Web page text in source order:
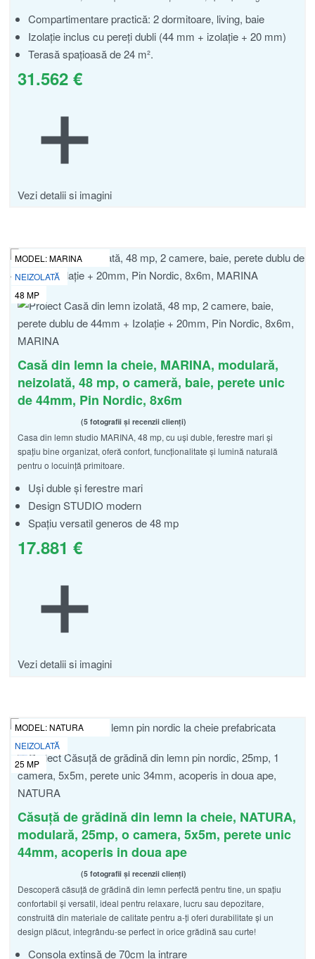
Compartimentare practică: 2 dormitoare, living, baie
Izolație inclus cu pereți dubli (44 mm + izolație + 20 mm)
Terasă spațioasă de 24 m².
31.562 €
Vezi detalii si imagini
MODEL:MARINA
NEIZOLATĂ
48 MP
Casă din lemn la cheie, MARINA, modulară,
neizolată, 48 mp, o cameră, baie, perete unic
de 44mm, Pin Nordic, 8x6m
Evaluat la4.60din 5
5 fotografii și recenzii clienți
Casa din lemn studio MARINA, 48 mp, cu uși duble, ferestre mari și
spațiu bine organizat, oferă confort, funcționalitate și lumină naturală
pentru o locuință primitoare.
Uși duble și ferestre mari
Design STUDIO modern
Spațiu versatil generos de 48 mp
17.881 €
Vezi detalii si imagini
MODEL: NATURA
NEIZOLATĂ
25 MP
Căsuță de grădină din lemn la cheie, NATURA,
modulară, 25mp, o camera, 5x5m, perete unic
44mm, acoperis in doua ape
Evaluat la5.00din 5
5 fotografii și recenzii clienți
Descoperă căsuță de grădină din lemn perfectă pentru tine, un spațiu
confortabil și versatil, ideal pentru relaxare, lucru sau depozitare,
construită din materiale de calitate pentru a-ți oferi durabilitate și un
design plăcut, integrându-se perfect în orice grădină sau curte!
Consola extinsă de 70cm la intrare